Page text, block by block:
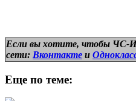
Если вы хотите, чтобы ЧС-
сети: Вконтакте и
Еще по теме: